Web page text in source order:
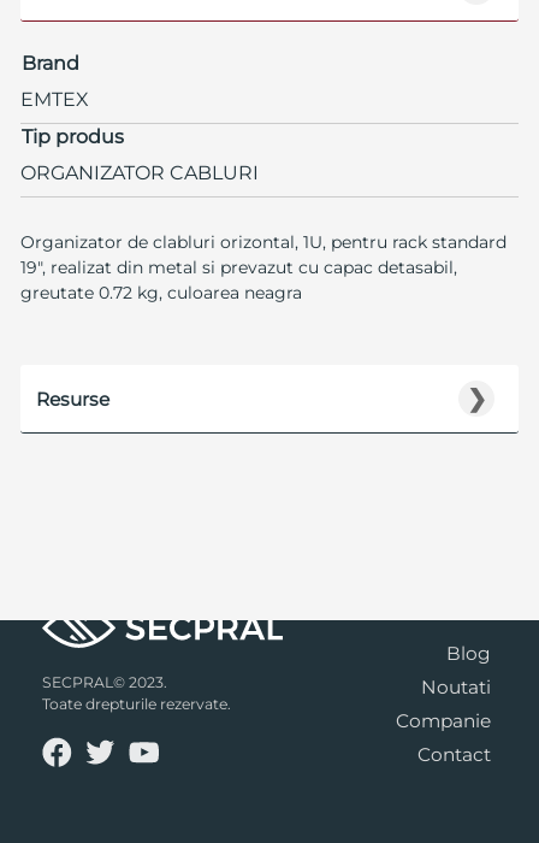
Brand
EMTEX
Tip produs
ORGANIZATOR CABLURI
Organizator de clabluri orizontal, 1U, pentru rack standard
19", realizat din metal si prevazut cu capac detasabil,
greutate 0.72 kg, culoarea neagra
❯
Resurse
SECPRAL© 2023.
Toate drepturile rezervate.
Blog
Noutati
Companie
Contact